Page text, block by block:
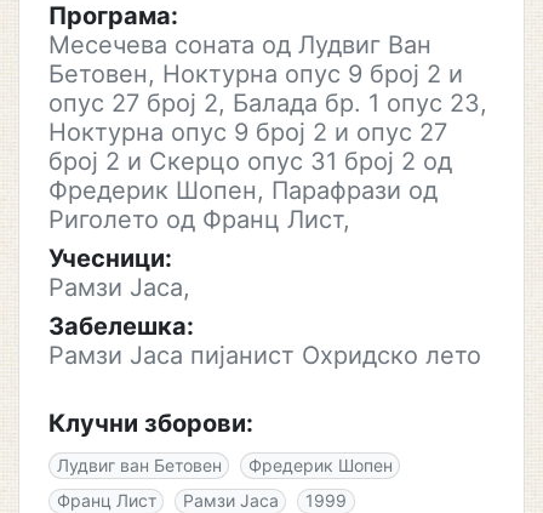
Програма:
Месечева соната од Лудвиг Ван
Бетовен, Ноктурна опус 9 број 2 и
опус 27 број 2, Балада бр. 1 опус 23,
Ноктурна опус 9 број 2 и опус 27
број 2 и Скерцо опус 31 број 2 од
Фредерик Шопен, Парафрази од
Риголето од Франц Лист,
Учесници:
Рамзи Јаса,
Забелешка:
Рамзи Јаса пијанист Охридско лето
Клучни зборови:
Лудвиг ван Бетовен
Фредерик Шопен
Франц Лист
Рамзи Јаса
1999